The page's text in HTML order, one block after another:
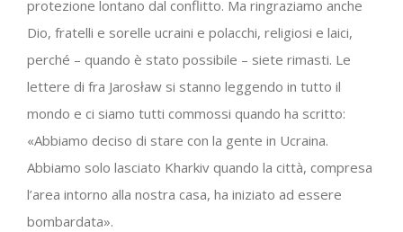
protezione lontano dal conflitto. Ma ringraziamo anche
Dio, fratelli e sorelle ucraini e polacchi, religiosi e laici,
perché – quando è stato possibile – siete rimasti. Le
lettere di fra Jarosław si stanno leggendo in tutto il
mondo e ci siamo tutti commossi quando ha scritto:
«Abbiamo deciso di stare con la gente in Ucraina.
Abbiamo solo lasciato Kharkiv quando la città, compresa
l’area intorno alla nostra casa, ha iniziato ad essere
bombardata».